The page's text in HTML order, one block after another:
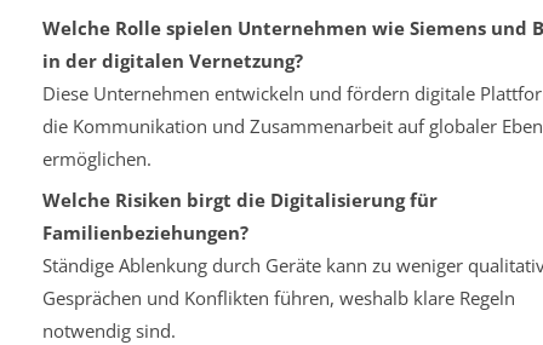
Welche Rolle spielen Unternehmen wie Siemens und
in der digitalen Vernetzung?
Diese Unternehmen entwickeln und fördern digitale
die Kommunikation und Zusammenarbeit auf globaler
ermöglichen.
Welche Risiken birgt die Digitalisierung für
Familienbeziehungen?
Ständige Ablenkung durch Geräte kann zu weniger
Gesprächen und Konflikten führen, weshalb klare Regeln
notwendig sind.